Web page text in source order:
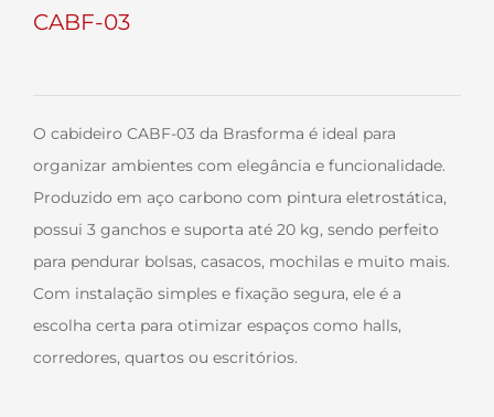
CABF-03
O cabideiro CABF-03 da Brasforma é ideal para
organizar ambientes com elegância e funcionalidade.
Produzido em aço carbono com pintura eletrostática,
possui 3 ganchos e suporta até 20 kg, sendo perfeito
para pendurar bolsas, casacos, mochilas e muito mais.
Com instalação simples e fixação segura, ele é a
escolha certa para otimizar espaços como halls,
corredores, quartos ou escritórios.